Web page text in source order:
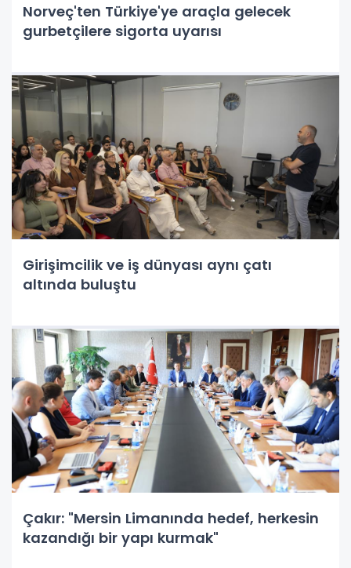
Norveç'ten Türkiye'ye araçla gelecek
gurbetçilere sigorta uyarısı
Girişimcilik ve iş dünyası aynı çatı
altında buluştu
Çakır: "Mersin Limanında hedef, herkesin
kazandığı bir yapı kurmak"